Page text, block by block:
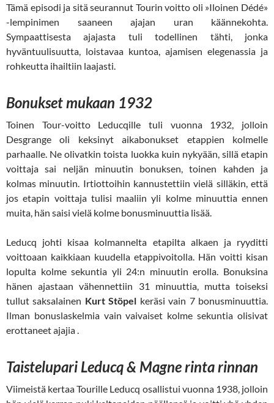
Tämä episodi ja sitä seurannut Tourin voitto oli »Iloinen Dédé»
-lempinimen saaneen ajajan uran käännekohta.
Sympaattisesta ajajasta tuli todellinen tähti, jonka
hyväntuulisuutta, loistavaa kuntoa, ajamisen elegenassia ja
rohkeutta ihailtiin laajasti.
Bonukset mukaan 1932
Toinen Tour-voitto Leducqille tuli vuonna 1932, jolloin
Desgrange oli keksinyt aikabonukset etappien kolmelle
parhaalle. Ne olivatkin toista luokka kuin nykyään, sillä etapin
voittaja sai neljän minuutin bonuksen, toinen kahden ja
kolmas minuutin. Irtiottoihin kannustettiin vielä silläkin, että
jos etapin voittaja tulisi maaliin yli kolme minuuttia ennen
muita, hän saisi vielä kolme bonusminuuttia lisää.
Leducq johti kisaa kolmannelta etapilta alkaen ja ryyditti
voittoaan kaikkiaan kuudella etappivoitolla. Hän voitti kisan
lopulta kolme sekuntia yli 24:n minuutin erolla. Bonuksina
hänen ajastaan vähennettiin 31 minuuttia, mutta toiseksi
tullut saksalainen Kurt Stöpel keräsi vain 7 bonusminuuttia.
Ilman bonuslaskelmia vain vaivaiset kolme sekuntia olisivat
erottaneet ajajia .
Taistelupari Leducq & Magne rinta rinnan
Viimeistä kertaa Tourille Leducq osallistui vuonna 1938, jolloin